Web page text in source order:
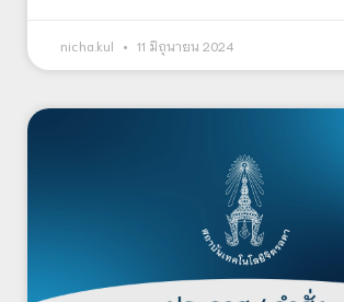
nicha.kul 11 มิถุนายน 2024